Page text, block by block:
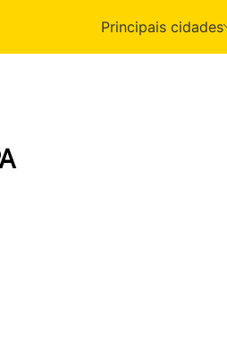
Principais cidades